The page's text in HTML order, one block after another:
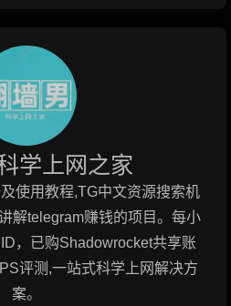
学上网之家
使用教程,TG中文资源搜索机
解telegram赚钱的项目。每小
，已购Shadowrocket共享账
评测,一站式科学上网解决方
案。